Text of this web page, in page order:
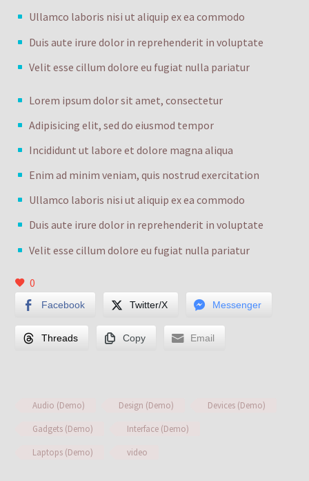
Ullamco laboris nisi ut aliquip ex ea commodo
Duis aute irure dolor in reprehenderit in voluptate
Velit esse cillum dolore eu fugiat nulla pariatur
Lorem ipsum dolor sit amet, consectetur
Adipisicing elit, sed do eiusmod tempor
Incididunt ut labore et dolore magna aliqua
Enim ad minim veniam, quis nostrud exercitation
Ullamco laboris nisi ut aliquip ex ea commodo
Duis aute irure dolor in reprehenderit in voluptate
Velit esse cillum dolore eu fugiat nulla pariatur
0
Facebook Twitter/X Messenger
Threads Copy Email
Audio (Demo) Design (Demo)
Devices (Demo)
Gadgets (Demo)
Interface (Demo)
Laptops (Demo)
video